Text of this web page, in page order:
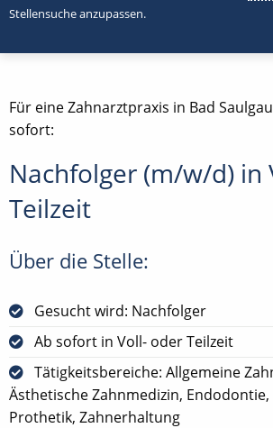
Stellensuche anzupassen.
Für eine Zahnarztpraxis in Bad
sofort:
Nachfolger (m/w/d) in
Teilzeit
Über die Stelle:
Gesucht wird: Nachfolger
Ab sofort in Voll- oder Teilzeit
Tätigkeitsbereiche: Allgemeine
Ästhetische Zahnmedizin,
Prothetik, Zahnerhaltung